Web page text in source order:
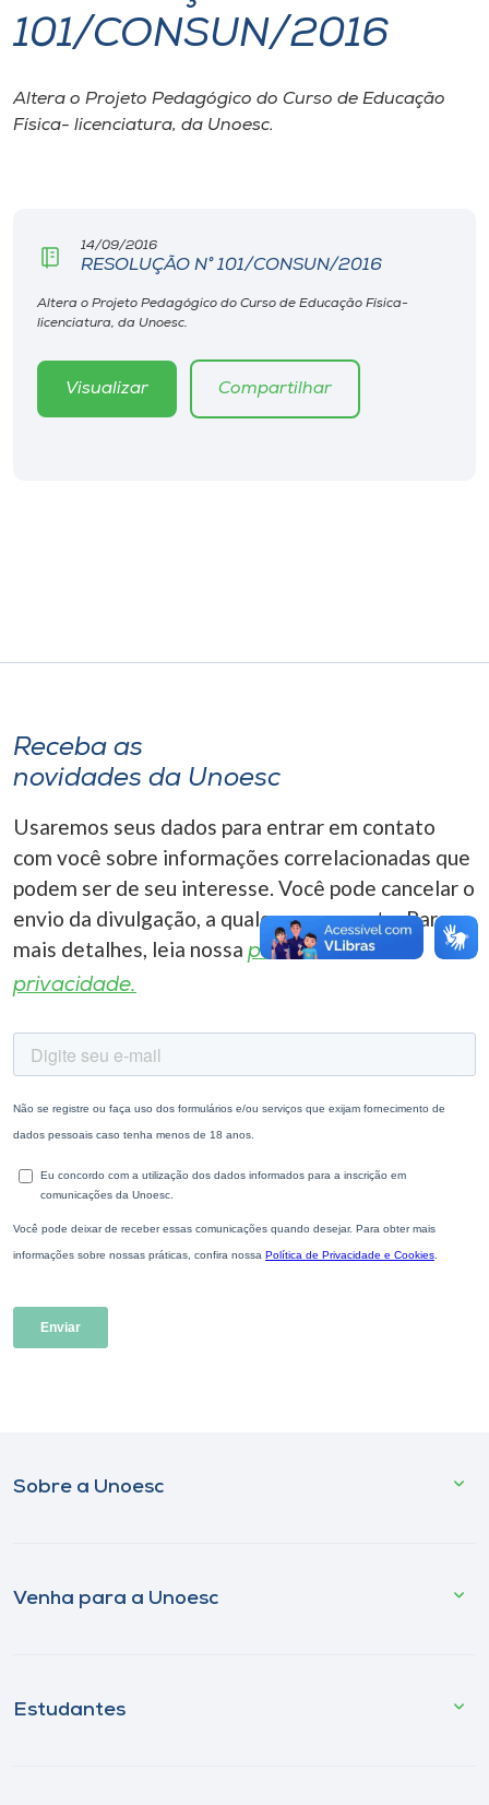
I.nova
Diplomados
CPA
Biblioteca
Editora
A-
101/CONSUN/2016
Altera o Projeto Pedagógico do Curso de Educação
Física- licenciatura, da Unoesc.
14/09/2016
RESOLUÇÃO N° 101/CONSUN/2016
Altera o Projeto Pedagógico do Curso de Educação Física-
licenciatura, da Unoesc.
Visualizar Compartilhar
Receba as
novidades da Unoesc
Usaremos seus dados para entrar em contato
com você sobre informações correlacionadas que
podem ser de seu interesse. Você pode cancelar o
envio da divulgação, a qualquer momento. Para
mais detalhes, leia nossa política de
privacidade.
Sobre a Unoesc
Venha para a Unoesc
Estudantes